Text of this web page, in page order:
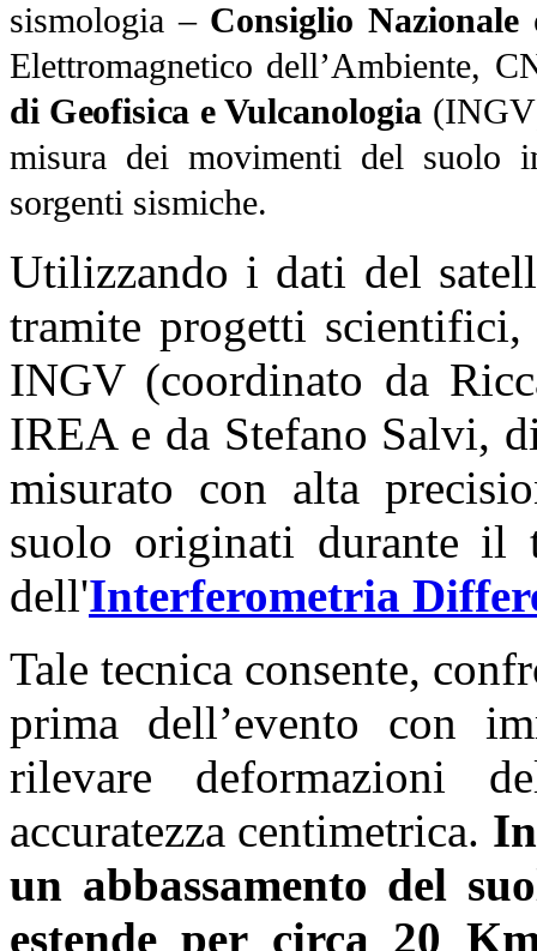
sismologia – Consiglio Nazionale
Elettromagnetico dell’Ambiente,
di Geofisica e Vulcanologia
misura dei movimenti del suolo
sorgenti sismiche.
Utilizzando i dati del
tramite progetti
INGV (coordinato da
IREA e da Stefano Salvi,
misurato con alta
suolo originati durante il
dell'Interferometria
Tale tecnica consente,
prima dell’evento con
rilevare deformazioni
accuratezza centimetrica.
un abbassamento del
estende per circa 20